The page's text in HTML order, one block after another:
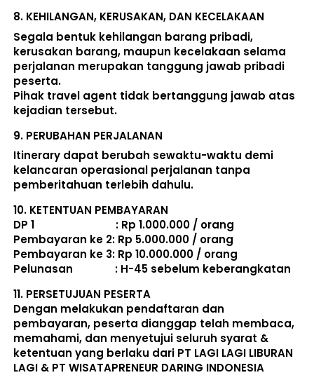
8. KEHILANGAN, KERUSAKAN, DAN KECELAKAAN
Segala bentuk kehilangan barang pribadi,
kerusakan barang, maupun kecelakaan selama
perjalanan merupakan tanggung jawab pribadi
peserta.
Pihak travel agent tidak bertanggung jawab atas
kejadian tersebut.
9. PERUBAHAN PERJALANAN
Itinerary dapat berubah sewaktu-waktu demi
kelancaran operasional perjalanan tanpa
pemberitahuan terlebih dahulu.
10. KETENTUAN PEMBAYARAN
DP 1                             : Rp 1.000.000 / orang
Pembayaran ke 2: Rp 5.000.000 / orang
Pembayaran ke 3: Rp 10.000.000 / orang
Pelunasan               : H-45 sebelum keberangkatan
11. PERSETUJUAN PESERTA
Dengan melakukan pendaftaran dan
pembayaran, peserta dianggap telah membaca,
memahami, dan menyetujui seluruh syarat &
ketentuan yang berlaku dari PT LAGI LAGI LIBURAN
LAGI & PT WISATAPRENEUR DARING INDONESIA